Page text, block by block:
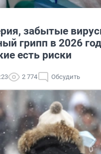
забытые
грипп в 2026
есть риски
2 774 Обсудить